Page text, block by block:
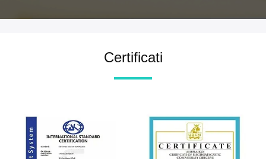
Certificati